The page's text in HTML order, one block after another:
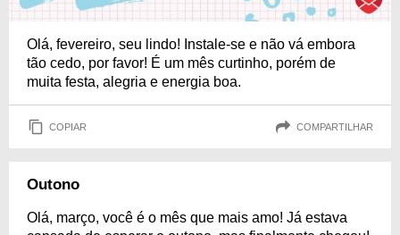
Olá, fevereiro, seu lindo! Instale-se e não vá embora
tão cedo, por favor! É um mês curtinho, porém de
muita festa, alegria e energia boa.
COPIAR COMPARTILHAR
Outono
Olá, março, você é o mês que mais amo! Já estava